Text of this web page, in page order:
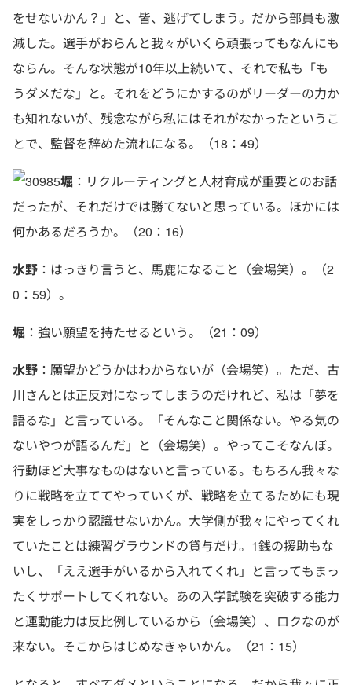
をせないかん？」と、皆、逃げてしまう。だから部員も激
減した。選手がおらんと我々がいくら頑張ってもなんにも
ならん。そんな状態が10年以上続いて、それで私も「も
うダメだな」と。それをどうにかするのがリーダーの力か
も知れないが、残念ながら私にはそれがなかったというこ
とで、監督を辞めた流れになる。（18：49）
堀 ：リクルーティングと人材育成が重要とのお話
だったが、それだけでは勝てないと思っている。ほかには
何かあるだろうか。（20：16）
水野 ：はっきり言うと、馬鹿になること（会場笑）。（2
0：59）。
堀 ：強い願望を持たせるという。（21：09）
水野 ：願望かどうかはわからないが（会場笑）。ただ、古
川さんとは正反対になってしまうのだけれど、私は「夢を
語るな」と言っている。「そんなこと関係ない。やる気の
ないやつが語るんだ」と（会場笑）。やってこそなんぼ。
行動ほど大事なものはないと言っている。もちろん我々な
りに戦略を立ててやっていくが、戦略を立てるためにも現
実をしっかり認識せないかん。大学側が我々にやってくれ
ていたことは練習グラウンドの貸与だけ。1銭の援助もな
いし、「ええ選手がいるから入れてくれ」と言ってもまっ
たくサポートしてくれない。あの入学試験を突破する能力
と運動能力は反比例しているから（会場笑）、ロクなのが
来ない。そこからはじめなきゃいかん。（21：15）